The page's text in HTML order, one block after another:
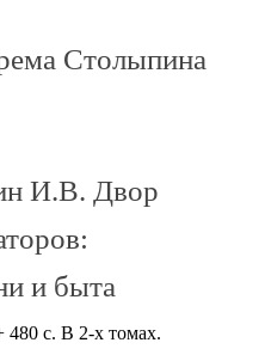
Столыпина
И.В. Двор
и быта
480 с. В 2-х томах.